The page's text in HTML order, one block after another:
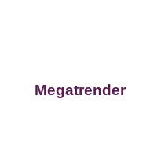
Megatrender